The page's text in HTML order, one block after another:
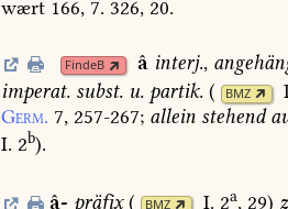
wært 166, 7. 326, 20.
FindeB â interj.,
imperat. subst. u. partik. ( BMZ
Germ. 7, 257-267; allein stehend
I. 2b).
â- präfix ( I. 2a, 29)